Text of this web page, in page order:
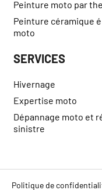
Peinture moto par
Peinture céramique
moto
SERVICES
Hivernage
Expertise moto
Dépannage moto et
sinistre
Politique de